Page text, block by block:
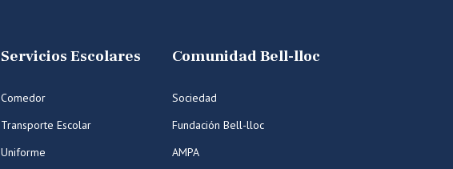
Servicios Escolares
Comedor
Transporte Escolar
Uniforme
Comunidad Bell-lloc
Sociedad
Fundación Bell-lloc
AMPA